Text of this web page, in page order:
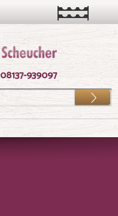
08137-939097
Los